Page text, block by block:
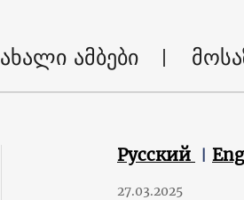
ახალი ამბები
Русский
27.03.2025